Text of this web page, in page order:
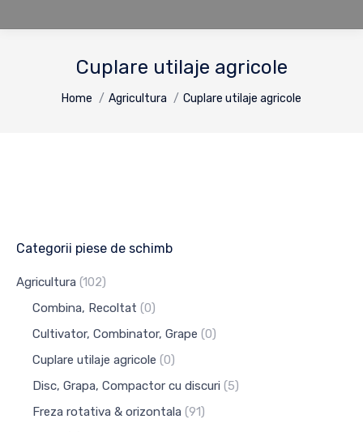
Cuplare utilaje agricole
You are here:
Home Agricultura Cuplare utilaje agricole
Categorii piese de schimb
Agricultura (102)
Combina, Recoltat (0)
Cultivator, Combinator, Grape (0)
Cuplare utilaje agricole (0)
Disc, Grapa, Compactor cu discuri (5)
Freza rotativa & orizontala (91)